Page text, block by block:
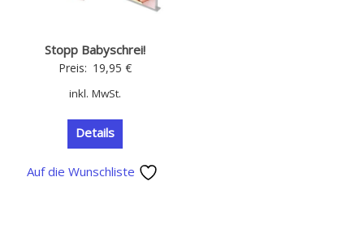
Stopp Babyschrei!
Preis: 19,95 €
inkl. MwSt.
Details
Auf die Wunschliste